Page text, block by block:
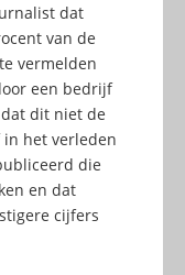
dat
van de
vermelden
een bedrijf
dit niet de
het verleden
die
en dat
cijfers